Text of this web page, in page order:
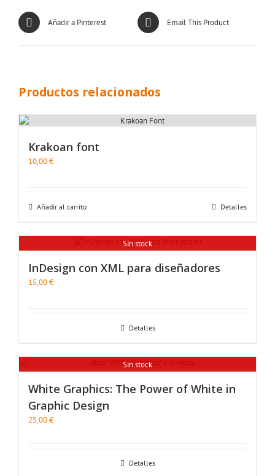
Añadir a Pinterest Email This Product
Productos relacionados
Krakoan font
10,00€
Añadir al carrito Detalles
Sin stock
InDesign con XML para diseñadores
15,00€
Detalles
Sin stock
White Graphics: The Power of White in
Graphic Design
25,00€
Detalles